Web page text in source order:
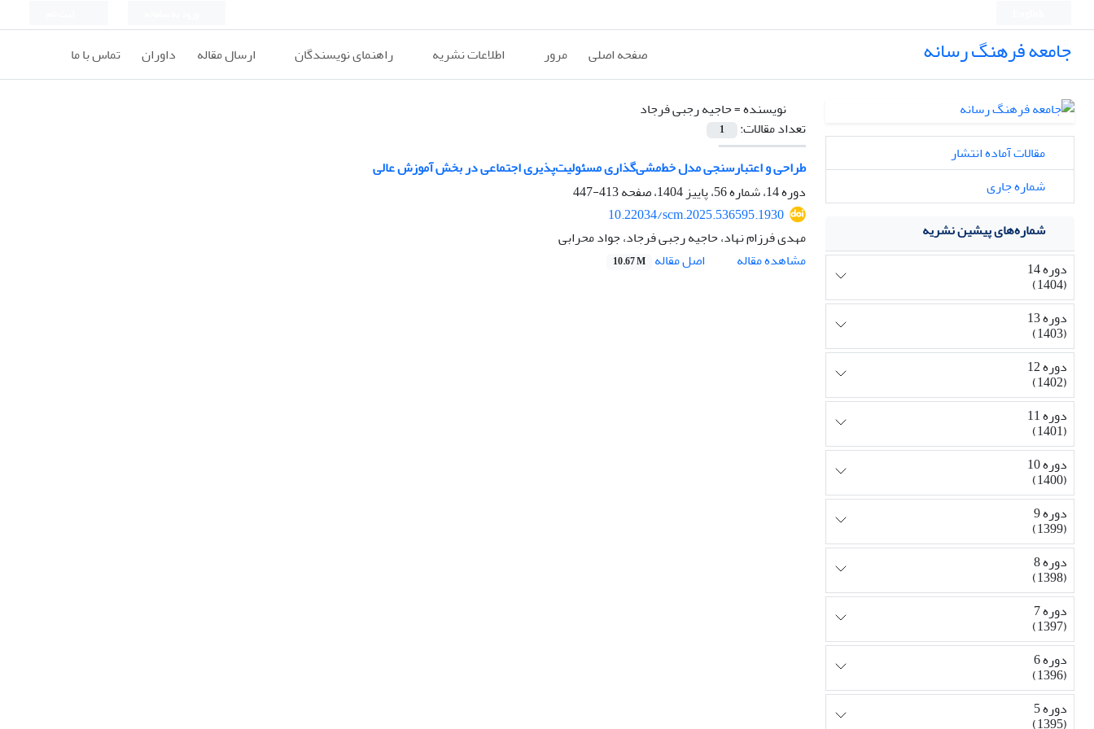
جامعه فرهنگ رسانه صفحه اصلی مرور اطلاعات نشریه راهنمای نویسندگان ارسال مقاله داوران تماس با ما
نویسنده =حاجیه رجبی فرجاد
تعداد مقالات:
1
طراحی و اعتبارسنجی مدل خط‌مشی‌‌گذاری مسئولیت‌پذیری اجتماعی در بخش آموزش عالی
دوره 14، شماره 56، پاییز 1404، صفحه
413-447
10.22034/scm.2025.536595.1930
مهدی فرزام نهاد، حاجیه رجبی فرجاد، جواد محرابی
مشاهده مقاله
اصل مقاله 10.67 M
مقالات آماده انتشار
شماره جاری
شماره‌های پیشین نشریه
دوره 14
(1404)
دوره 13
(1403)
دوره 12
(1402)
دوره 11
(1401)
دوره 10
(1400)
دوره 9
(1399)
دوره 8
(1398)
دوره 7
(1397)
دوره 6
(1396)
دوره 5